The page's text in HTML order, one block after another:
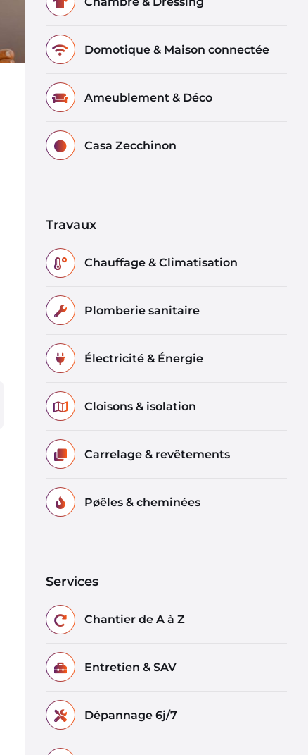
Domotique & Maison connectée
Ameublement & Déco
Casa Zecchinon
Travaux
Chauffage & Climatisation
Plomberie sanitaire
Électricité & Énergie
Cloisons & isolation
Carrelage & revêtements
Pøêles & cheminées
Services
Chantier de A à Z
Entretien & SAV
Dépannage 6j/7